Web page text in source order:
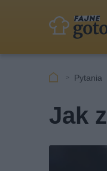
Pytania
Jak